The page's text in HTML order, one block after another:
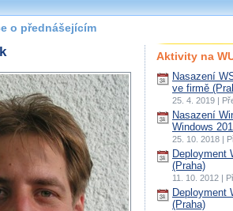
o přednášejícím
Aktivity na
Nasazení
ve firmě
25. 4. 2019 |
Nasazení
Windows
25. 10. 2018 |
Deployment
(Praha)
11. 10. 2012 |
Deployment
(Praha)